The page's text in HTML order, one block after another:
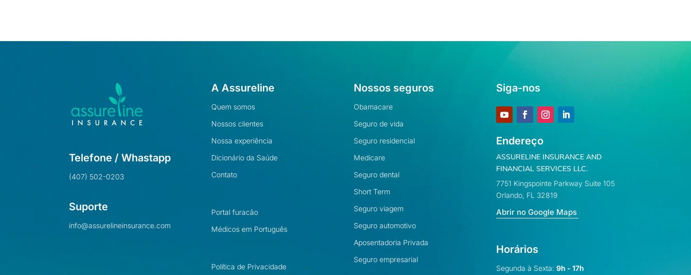
Telefone / Whastapp
(407) 502-0203
Suporte
info@assurelineinsurance.com
A Assureline
Quem somos
Nossos clientes
Nossa experiência
Dicionário da Saúde
Contato
Portal furacão
Médicos em Português
Política de Privacidade
Nossos seguros
Obamacare
Seguro de vida
Seguro residencial
Medicare
Seguro dental
Short Term
Seguro viagem
Seguro automotivo
Aposentadoria Privada
Seguro empresarial
Siga-nos
Endereço
ASSURELINE INSURANCE AND
FINANCIAL SERVICES LLC.
7751 Kingspointe Parkway Suite 105
Orlando, FL 32819
Abrir no Google Maps
Horários
Segunda à Sexta: 9h - 17h